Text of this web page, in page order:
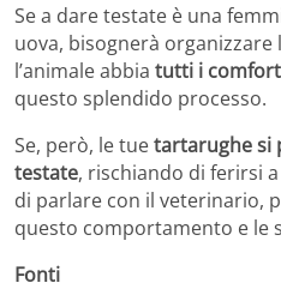
Se a dare testate è una
uova, bisognerà organizzare
l’animale abbia tutti i
questo splendido processo.
Se, però, le tuetartarughe si
testate, rischiando di ferirsi
di parlare con il veterinario,
questo comportamento e le
Fonti